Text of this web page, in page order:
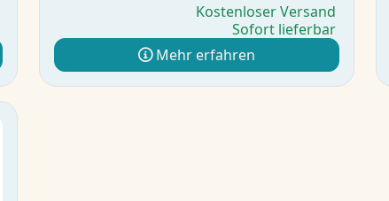
Kostenloser Versand
Sofort lieferbar
Mehr erfahren